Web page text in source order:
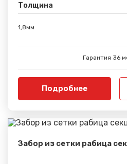
Толщина
1,8мм
Гарантия 36
Подробнее
Забор из сетки рабица